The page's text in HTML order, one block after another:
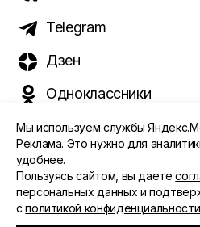
Telegram
Дзен
Одноклассники
©️ 2015 - 2026 Интернет-журнал
защищены
ПОЛИТИКА ОБРАБОТКИ
Мы используем службы
Реклама. Это нужно для
удобнее.
Пользуясь сайтом, вы даете
персональных данных и
сполитикой конфиденциальности